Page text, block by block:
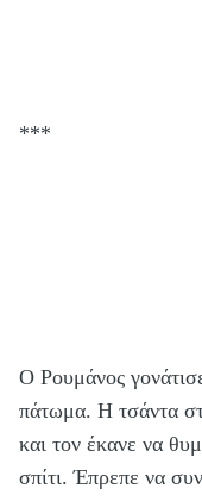
***
Ο Ρουμάνος
πάτωμα. Η τσάντα
και τον έκανε να
σπίτι. Έπρεπε να